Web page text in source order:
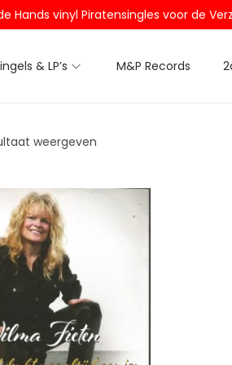
Hands vinyl Piratensingles voor de
& LP’s M&P Records
weergeven